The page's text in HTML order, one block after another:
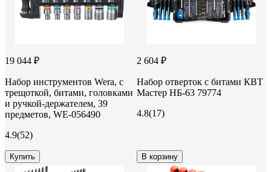
19 044 ₽
Набор инструментов Wera, с
трещоткой, битами, головками
и ручкой-держателем, 39
предметов, WE-056490
4.9(52)
Купить
2 604 ₽
Набор отверток с битами КВТ
Мастер НБ-63 79774
4.8(17)
В корзину